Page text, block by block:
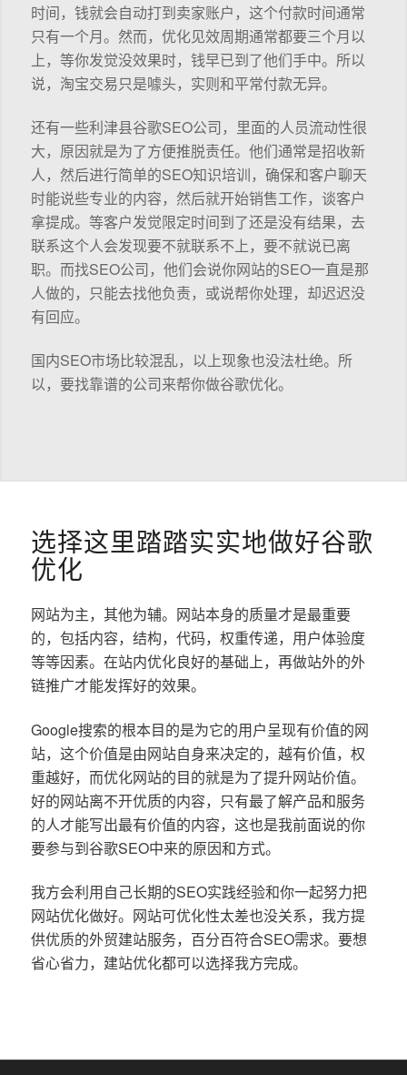
时间，钱就会自动打到卖家账户，这个付款时间通常
只有一个月。然而，优化见效周期通常都要三个月以
上，等你发觉没效果时，钱早已到了他们手中。所以
说，淘宝交易只是噱头，实则和平常付款无异。
还有一些利津县谷歌SEO公司，里面的人员流动性很
大，原因就是为了方便推脱责任。他们通常是招收新
人，然后进行简单的SEO知识培训，确保和客户聊天
时能说些专业的内容，然后就开始销售工作，谈客户
拿提成。等客户发觉限定时间到了还是没有结果，去
联系这个人会发现要不就联系不上，要不就说已离
职。而找SEO公司，他们会说你网站的SEO一直是那
人做的，只能去找他负责，或说帮你处理，却迟迟没
有回应。
国内SEO市场比较混乱，以上现象也没法杜绝。所
以，要找靠谱的公司来帮你做谷歌优化。
选择这里踏踏实实地做好谷歌
优化
网站为主，其他为辅。网站本身的质量才是最重要
的，包括内容，结构，代码，权重传递，用户体验度
等等因素。在站内优化良好的基础上，再做站外的外
链推广才能发挥好的效果。
Google搜索的根本目的是为它的用户呈现有价值的网
站，这个价值是由网站自身来决定的，越有价值，权
重越好，而优化网站的目的就是为了提升网站价值。
好的网站离不开优质的内容，只有最了解产品和服务
的人才能写出最有价值的内容，这也是我前面说的你
要参与到谷歌SEO中来的原因和方式。
我方会利用自己长期的SEO实践经验和你一起努力把
网站优化做好。网站可优化性太差也没关系，我方提
供优质的外贸建站服务，百分百符合SEO需求。要想
省心省力，建站优化都可以选择我方完成。